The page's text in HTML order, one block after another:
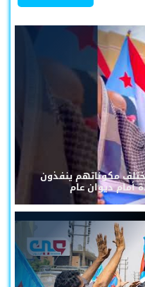
مكوناتهم ينفذون
أمام ديوان عام